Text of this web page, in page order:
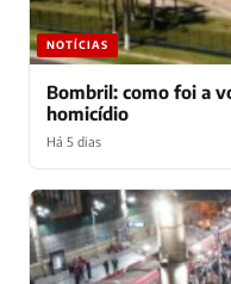
NOTÍCIAS
Bombril: como foi a
homicídio
Há 5 dias